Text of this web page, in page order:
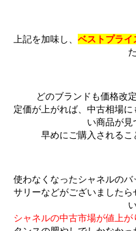
上記を加味し、 ベストプライ
どのブランドも価格改
定価が上がれば、中古相場
い商品が見
早めにご購入されるこ
使わなくなったシャネルの
サリーなどがございました
シャネルの中古市場が値上が